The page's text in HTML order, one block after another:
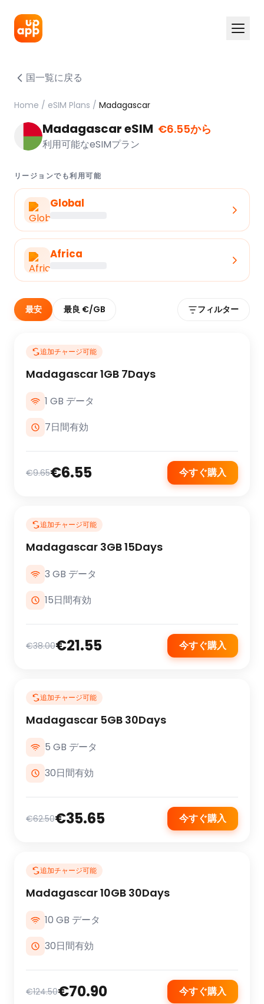
国一覧に戻る
Home / eSIM Plans / Madagascar
Madagascar eSIM €6.55から
利用可能なeSIMプラン
リージョンでも利用可能
Global
Africa
最安 最良 €/GB フィルター
追加チャージ可能
Madagascar 1GB 7Days
1 GB データ
7日間有効
€9.65€6.55 今すぐ購入
追加チャージ可能
Madagascar 3GB 15Days
3 GB データ
15日間有効
€38.00€21.55 今すぐ購入
追加チャージ可能
Madagascar 5GB 30Days
5 GB データ
30日間有効
€62.50€35.65 今すぐ購入
追加チャージ可能
Madagascar 10GB 30Days
10 GB データ
30日間有効
€124.50€70.90 今すぐ購入